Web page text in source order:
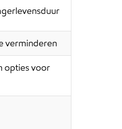
verminderen
opties voor